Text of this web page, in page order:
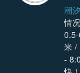
潮
情
米 /
-